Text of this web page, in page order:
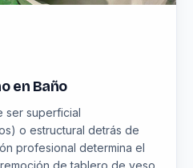
en Baño
ser superficial
o estructural detrás de
profesional determina el
de tablero de yeso